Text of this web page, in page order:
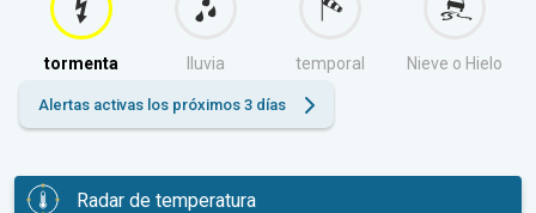
tormenta lluvia temporal Nieve o Hielo
Alertas activas los próximos 3 días
Radar de temperatura